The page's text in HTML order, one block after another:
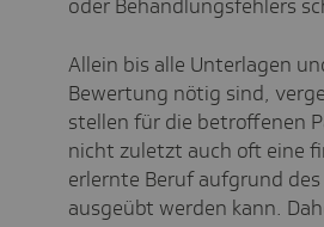
oder Behandlungsfehlers
Allein bis alle Unterlagen
Bewertung nötig sind,
stellen für die betroffenen
nicht zuletzt auch oft eine
erlernte Beruf aufgrund
ausgeübt werden kann.